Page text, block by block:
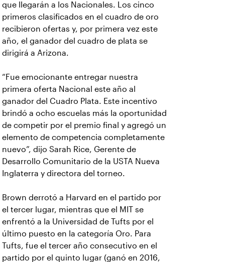
que llegarán a los Nacionales. Los cinco
primeros clasificados en el cuadro de oro
recibieron ofertas y, por primera vez este
año, el ganador del cuadro de plata se
dirigirá a Arizona.
“Fue emocionante entregar nuestra
primera oferta Nacional este año al
ganador del Cuadro Plata. Este incentivo
brindó a ocho escuelas más la oportunidad
de competir por el premio final y agregó un
elemento de competencia completamente
nuevo”, dijo Sarah Rice, Gerente de
Desarrollo Comunitario de la USTA Nueva
Inglaterra y directora del torneo.
Brown derrotó a Harvard en el partido por
el tercer lugar, mientras que el MIT se
enfrentó a la Universidad de Tufts por el
último puesto en la categoría Oro. Para
Tufts, fue el tercer año consecutivo en el
partido por el quinto lugar (ganó en 2016,